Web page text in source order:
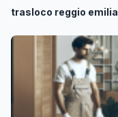
trasloco reggio emilia